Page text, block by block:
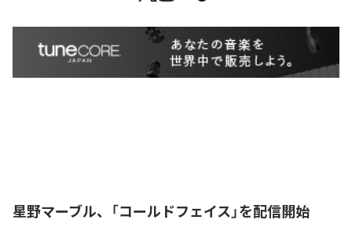
星野マーブル、「コールドフェイス」を配信開始